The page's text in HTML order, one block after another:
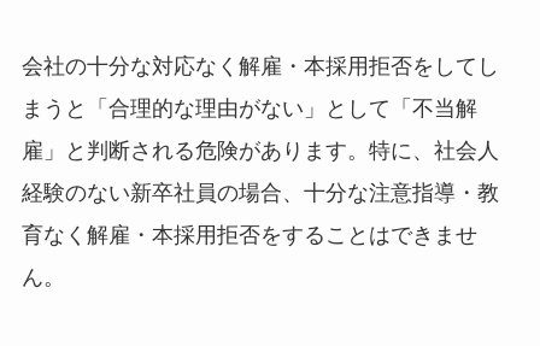
会社の十分な対応なく解雇・本採用拒否をしてし
まうと「合理的な理由がない」として「不当解
雇」と判断される危険があります。特に、社会人
経験のない新卒社員の場合、十分な注意指導・教
育なく解雇・本採用拒否をすることはできませ
ん。